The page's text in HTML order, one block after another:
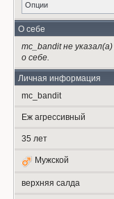
Опции
О себе
mc_bandit не
о себе.
Личная информация
mc_bandit
Еж агрессивный
35 лет
Мужской
верхняя салда